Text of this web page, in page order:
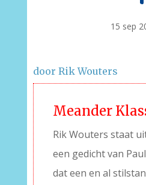
15 sep
door Rik Wouters
Meander
Rik Wouters staat
een gedicht van
dat een en al